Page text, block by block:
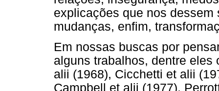
explicações que nos
mudanças, enfim,
Em nossas buscas por
alguns trabalhos, dentre
alii (1968), Cicchetti et alii
Campbell et alii (1977),